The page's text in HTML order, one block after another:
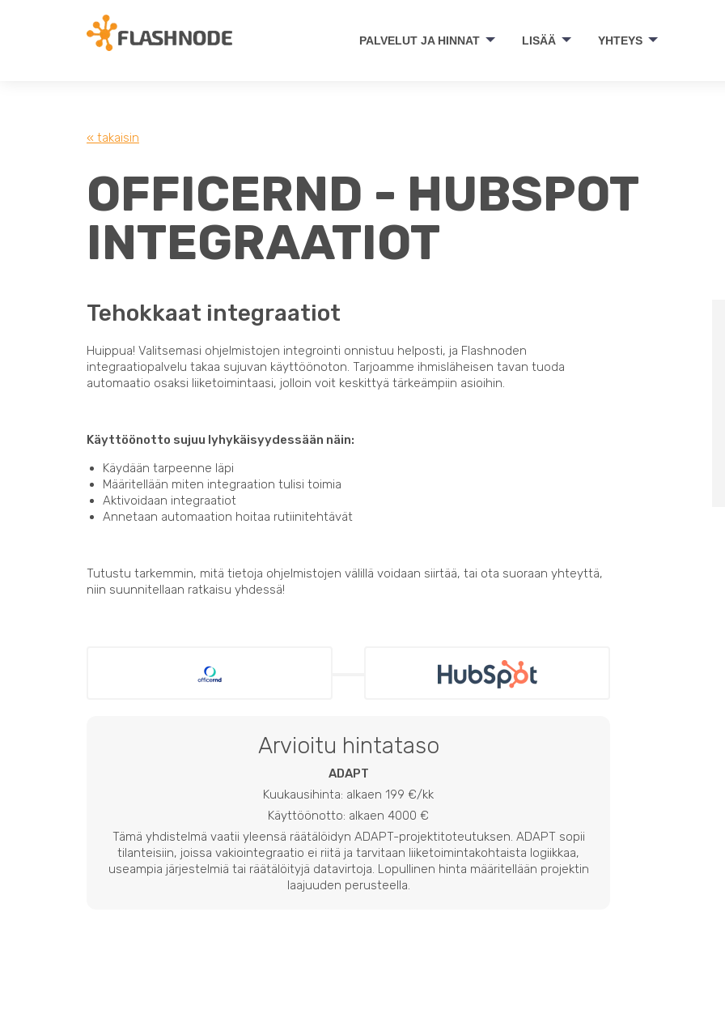
PALVELUT JA HINNAT LISÄÄ YHTEYS
« takaisin
OFFICERND - HUBSPOT
INTEGRAATIOT
Tehokkaat integraatiot
Huippua! Valitsemasi ohjelmistojen integrointi onnistuu helposti, ja Flashnoden
integraatiopalvelu takaa sujuvan käyttöönoton. Tarjoamme ihmisläheisen tavan tuoda
automaatio osaksi liiketoimintaasi, jolloin voit keskittyä tärkeämpiin asioihin.
Käyttöönotto sujuu lyhykäisyydessään näin:
Käydään tarpeenne läpi
Määritellään miten integraation tulisi toimia
Aktivoidaan integraatiot
Annetaan automaation hoitaa rutiinitehtävät
Tutustu tarkemmin, mitä tietoja ohjelmistojen välillä voidaan siirtää, tai ota suoraan yhteyttä,
niin suunnitellaan ratkaisu yhdessä!
Arvioitu hintataso
ADAPT
Kuukausihinta: alkaen 199 €/kk
Käyttöönotto: alkaen 4000 €
Tämä yhdistelmä vaatii yleensä räätälöidyn ADAPT-projektitoteutuksen. ADAPT sopii
tilanteisiin, joissa vakiointegraatio ei riitä ja tarvitaan liiketoimintakohtaista logiikkaa,
useampia järjestelmiä tai räätälöityjä datavirtoja. Lopullinen hinta määritellään projektin
laajuuden perusteella.